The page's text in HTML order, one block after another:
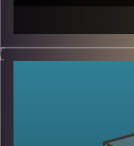
פרופסור
כגון